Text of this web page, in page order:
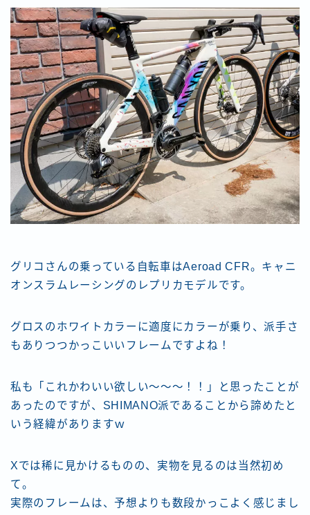
グリコさんの乗っている自転車はAeroad CFR。キャニ
オンスラムレーシングのレプリカモデルです。
グロスのホワイトカラーに適度にカラーが乗り、派手さ
もありつつかっこいいフレームですよね！
私も「これかわいい欲しい〜〜〜！！」と思ったことが
あったのですが、SHIMANO派であることから諦めたと
いう経緯がありますｗ
Xでは稀に見かけるものの、実物を見るのは当然初め
て。
実際のフレームは、予想よりも数段かっこよく感じまし